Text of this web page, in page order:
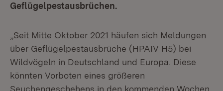
Geflügelpestausbrüchen.
„Seit Mitte Oktober 2021 häufen sich Meldungen
über Geflügelpestausbrüche (HPAIV H5) bei
Wildvögeln in Deutschland und Europa. Diese
könnten Vorboten eines größeren
Seuchengeschehens in den kommenden Wochen